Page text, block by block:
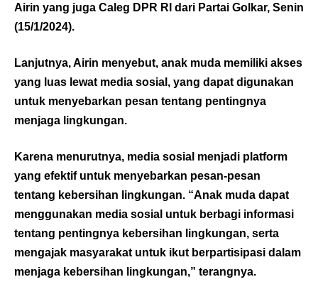
Airin yang juga Caleg DPR RI dari Partai Golkar, Senin
(15/1/2024).
Lanjutnya, Airin menyebut, anak muda memiliki akses
yang luas lewat media sosial, yang dapat digunakan
untuk menyebarkan pesan tentang pentingnya
menjaga lingkungan.
Karena menurutnya, media sosial menjadi platform
yang efektif untuk menyebarkan pesan-pesan
tentang kebersihan lingkungan. “Anak muda dapat
menggunakan media sosial untuk berbagi informasi
tentang pentingnya kebersihan lingkungan, serta
mengajak masyarakat untuk ikut berpartisipasi dalam
menjaga kebersihan lingkungan,” terangnya.